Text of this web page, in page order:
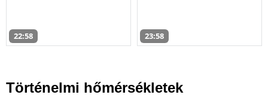
22:58 23:58
Történelmi hőmérsékletek